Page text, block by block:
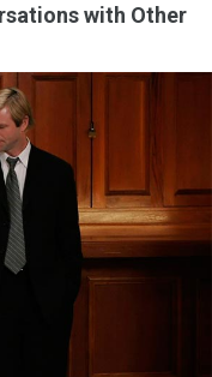
with Other